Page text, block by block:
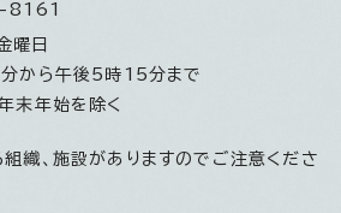
曜日
から午後5時15分まで
末年始を除く
織、施設がありますのでご注意くださ